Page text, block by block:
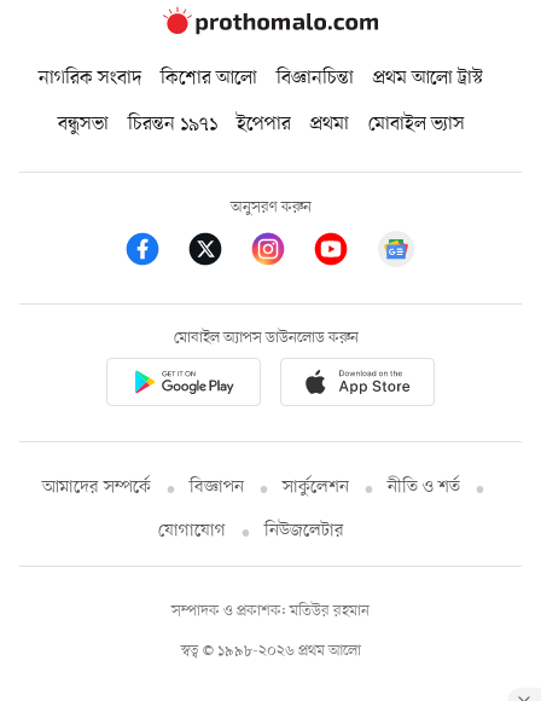
নাগরিক সংবাদ কিশোর আলো বিজ্ঞানচিন্তা
প্রথম আলো ট্রাস্ট
বন্ধুসভা
চিরন্তন ১৯৭১ ইপেপার প্রথমা মোবাইল ভ্যাস
অনুসরণ করুন
মোবাইল অ্যাপস ডাউনলোড করুন
আমাদের সম্পর্কে বিজ্ঞাপন সার্কুলেশন
নীতি ও শর্ত
যোগাযোগ
নিউজলেটার
স্বত্ব © ১৯৯৮-২০২৬ প্রথম আলো
সম্পাদক ও প্রকাশক: মতিউর রহমান